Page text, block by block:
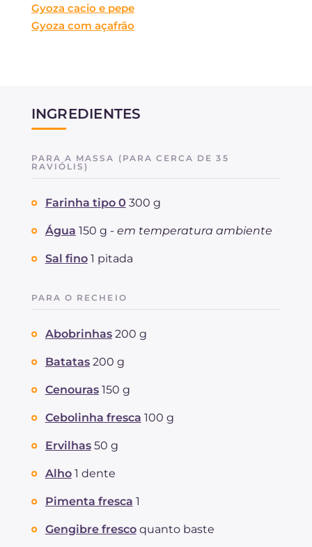
Gyoza cacio e pepe
Gyoza com açafrão
INGREDIENTES
PARA A MASSA (PARA CERCA DE 35
RAVIÓLIS)
Farinha tipo 0 300 g
Água 150 g - em temperatura ambiente
Sal fino 1 pitada
PARA O RECHEIO
Abobrinhas 200 g
Batatas 200 g
Cenouras 150 g
Cebolinha fresca 100 g
Ervilhas 50 g
Alho 1 dente
Pimenta fresca 1
Gengibre fresco quanto baste